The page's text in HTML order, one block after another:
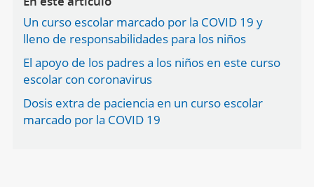
Un curso escolar marcado por la COVID 19 y
lleno de responsabilidades para los niños
El apoyo de los padres a los niños en este curso
escolar con coronavirus
Dosis extra de paciencia en un curso escolar
marcado por la COVID 19